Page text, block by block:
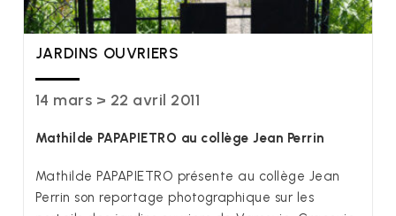
JARDINS OUVRIERS
14 mars > 22 avril 2011
Mathilde PAPAPIETRO au collège Jean Perrin
Mathilde PAPAPIETRO présente au collège Jean
Perrin son reportage photographique sur les